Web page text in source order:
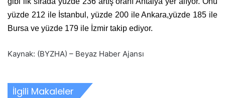
yüzde 212 ile İstanbul, yüzde 200 ile Ankara,yüzde 185 ile
Bursa ve yüzde 179 ile İzmir takip ediyor.
Kaynak: (BYZHA) – Beyaz Haber Ajansı
İlgili Makaleler